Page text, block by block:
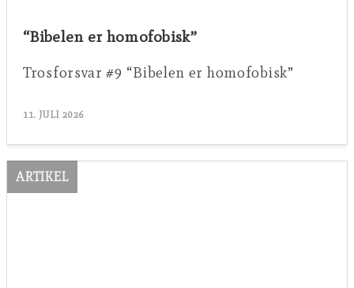
“Bibelen er homofobisk”
Trosforsvar #9 “Bibelen er homofobisk”
11. JULI 2026
ARTIKEL